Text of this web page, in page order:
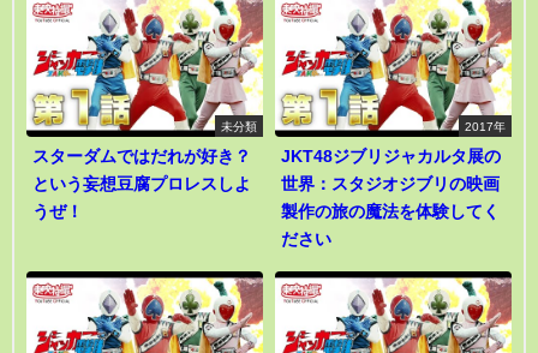
未分類
スターダムではだれが好き？
という妄想豆腐プロレスしよ
うぜ！
2017年
JKT48ジブリジャカルタ展の
世界：スタジオジブリの映画
製作の旅の魔法を体験してく
ださい